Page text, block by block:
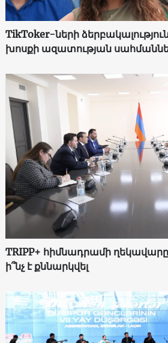
TikToker-ների
խոսքի ազատության
TRIPP+ հիմնադրամի
ի՞նչ է քննարկվել